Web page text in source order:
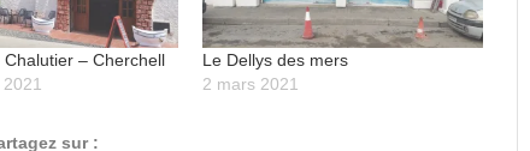
– Cherchell
Le Dellys des mers
2 mars 2021
sur :